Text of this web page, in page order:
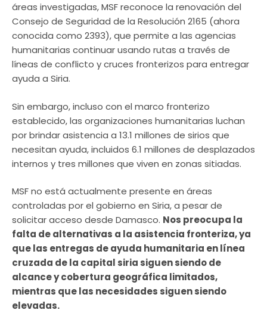
áreas investigadas, MSF reconoce la renovación del
Consejo de Seguridad de la Resolución 2165 (ahora
conocida como 2393), que permite a las agencias
humanitarias continuar usando rutas a través de
líneas de conflicto y cruces fronterizos para entregar
ayuda a Siria.
Sin embargo, incluso con el marco fronterizo
establecido, las organizaciones humanitarias luchan
por brindar asistencia a 13.1 millones de sirios que
necesitan ayuda, incluidos 6.1 millones de desplazados
internos y tres millones que viven en zonas sitiadas.
MSF no está actualmente presente en áreas
controladas por el gobierno en Siria, a pesar de
solicitar acceso desde Damasco. Nos preocupa la
falta de alternativas a la asistencia fronteriza, ya
que las entregas de ayuda humanitaria en línea
cruzada de la capital siria siguen siendo de
alcance y cobertura geográfica limitados,
mientras que las necesidades siguen siendo
elevadas.